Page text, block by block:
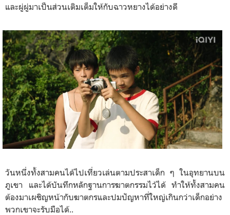
และผู่ผู่มาเป็นส่วนเติมเต็มให้กับฉาวหยางได้อย่างดี
วันหนึ่งทั้งสามคนได้ไปเที่ยวเล่นตามประสาเด็ก ๆ ในอุทยานบน
ภูเขา และได้บันทึกหลักฐานการฆาตกรรมไว้ได้ ทำให้ทั้งสามคน
ต้องมาเผชิญหน้ากับฆาตกรและปมปัญหาที่ใหญ่เกินกว่าเด็กอย่าง
พวกเขาจะรับมือได้..